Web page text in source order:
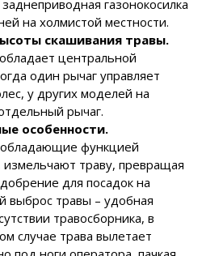
газонокосилка
на холмистой местности.
скашивания травы.
центральной
один рычаг управляет
у других моделей на
рычаг.
особенности.
обладающие функцией
измельчают траву, превращая
для посадок на
выброс травы – удобная
травосборника, в
случае трава вылетает